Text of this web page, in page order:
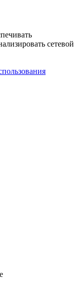
сетевой